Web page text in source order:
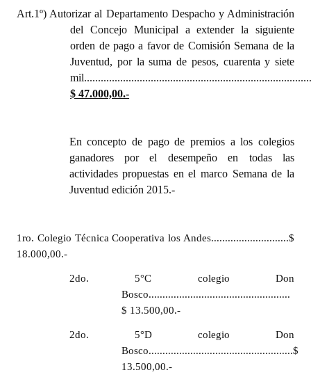
Ciudadano Ilustre - Registro
Banca del Vecino - Registro
Huéspedes de Honor - Registro
Reconocimientos - Registro
Bariloche, Municipio intercultural
REFORMA DE LA CARTA ORGÁNICA
Art.1º) Autorizar al Departamento Despacho y Administración
del Concejo Municipal a extender la siguiente
orden de pago a favor de Comisión Semana de la
Juventud, por la suma de pesos, cuarenta y siete
$ 47.000,00.-
En concepto de pago de premios a los colegios
ganadores por el desempeño en todas las
actividades propuestas en el marco Semana de la
Juventud edición 2015.-
1ro. Colegio Técnica Cooperativa los Andes............................$
18.000,00.-
2do. 5°C colegio Don
Bosco...................................................
$ 13.500,00.-
2do. 5°D colegio Don
Bosco....................................................$
13.500,00.-